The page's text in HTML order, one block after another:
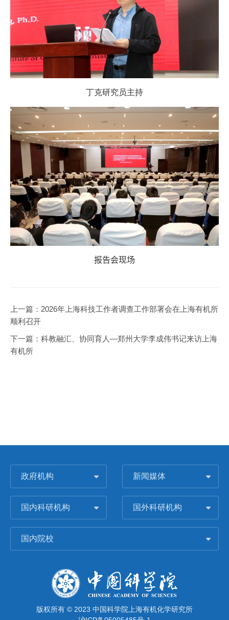
丁克研究员主持
报告会现场
上一篇： 2026年上海科技工作者调查工作部署会在上海有机所
顺利召开
下一篇： 科教融汇、协同育人—郑州大学李成伟书记来访上海
有机所
政府机构 新闻媒体
国内科研机构 国外科研机构
国内院校
版权所有 © 2023 中国科学院上海有机化学研究所